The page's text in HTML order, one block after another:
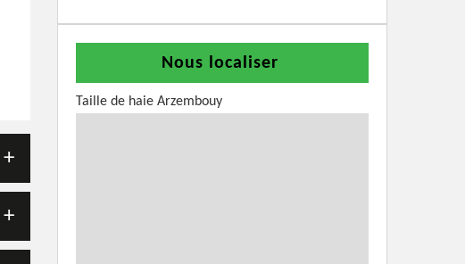
Nous localiser
Taille de haie Arzembouy